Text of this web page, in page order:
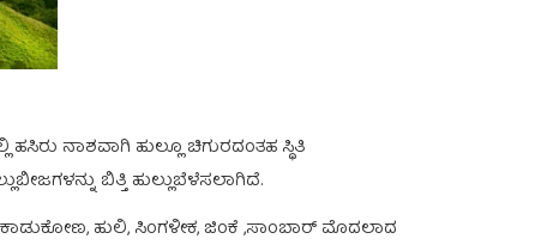
ನಾಶವಾಗಿ ಹುಲ್ಲೂ ಚಿಗುರದಂತಹ ಸ್ಥಿತಿ
ಬಿತ್ತಿ ಹುಲ್ಲುಬೆಳೆಸಲಾಗಿದೆ.
ಹುಲಿ, ಸಿಂಗಳೀಕ, ಜಿಂಕೆ ,ಸಾಂಬಾರ್ ಮೊದಲಾದ